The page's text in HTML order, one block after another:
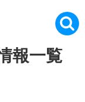
報一覧